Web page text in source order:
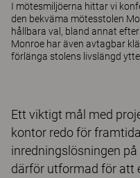
I mötesmiljöerna hittar vi
den bekväma mötesstolen
hållbara val, bland annat
Monroe har även avtagbar
förlänga stolens livslängd
Ett viktigt mål med
kontor redo för
inredningslösningen
därför utformad för att